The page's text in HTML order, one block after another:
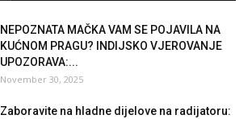
NEPOZNATA MAČKA VAM SE POJAVILA NA
KUĆNOM PRAGU? INDIJSKO VJEROVANJE
UPOZORAVA:...
November 30, 2025
Zaboravite na hladne dijelove na radijatoru: